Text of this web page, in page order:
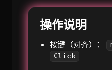
操作说明
按键（对齐）：
Click